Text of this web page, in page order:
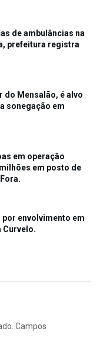
de ambulâncias na
prefeitura registra
do Mensalão, é alvo
sonegação em
em operação
em posto de
envolvimento em
Curvelo.
Campos